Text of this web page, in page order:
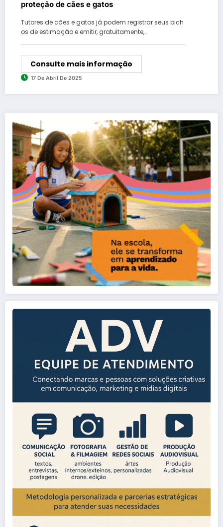
proteção de cães e gatos
Tutores de cães e gatos já podem registrar seus bich
os de estimação e emitir, gratuitamente,…
Consulte mais informação
17 De Abril De 2025